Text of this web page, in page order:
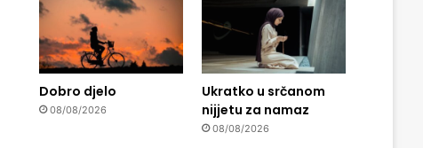
Dobro djelo
08/08/2026
Ukratko u srčanom
nijjetu za namaz
08/08/2026